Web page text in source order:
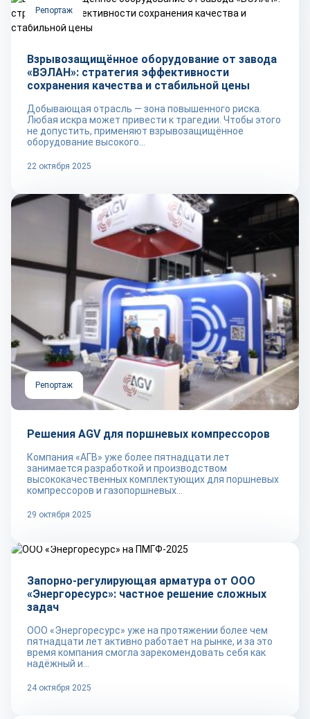
Репортаж
Взрывозащищённое оборудование от завода
«ВЭЛАН»: стратегия эффективности
сохранения качества и стабильной цены
Добывающая отрасль — зона повышенного риска.
Любая искра может привести к трагедии. Чтобы этого
не допустить, применяют взрывозащищённое
оборудование высокого...
22 октября 2025
Репортаж
Решения AGV для поршневых компрессоров
Компания «АГВ» уже более пятнадцати лет
занимается разработкой и производством
высококачественных комплектующих для поршневых
компрессоров и газопоршневых...
29 октября 2025
Запорно-регулирующая арматура от ООО
«Энергоресурс»: частное решение сложных
задач
ООО «Энергоресурс» уже на протяжении более чем
пятнадцати лет активно работает на рынке, и за это
время компания смогла зарекомендовать себя как
надёжный и...
24 октября 2025
Репортаж